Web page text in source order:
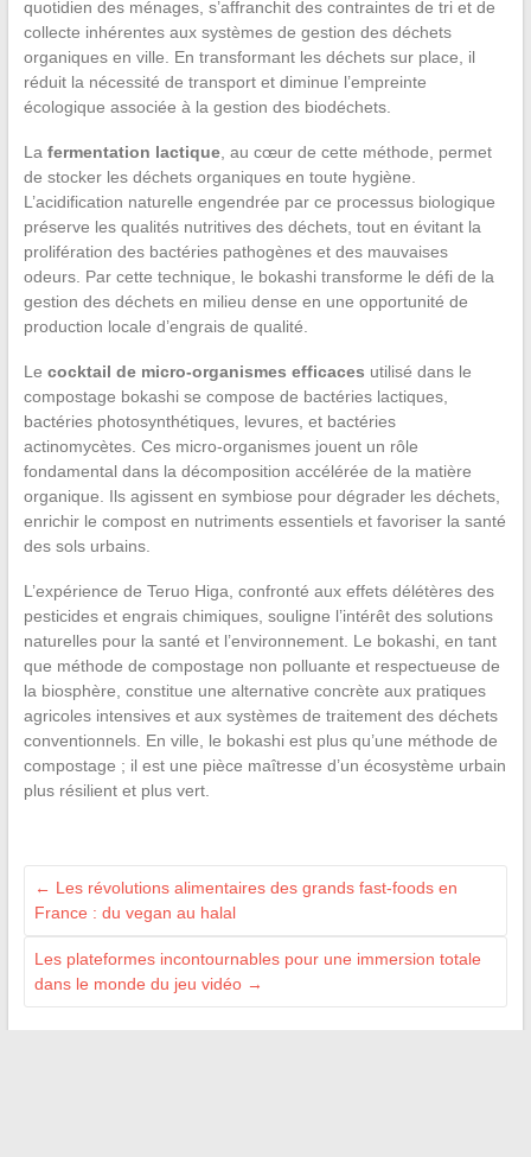
quotidien des ménages, s’affranchit des contraintes de tri et de
collecte inhérentes aux systèmes de gestion des déchets
organiques en ville. En transformant les déchets sur place, il
réduit la nécessité de transport et diminue l’empreinte
écologique associée à la gestion des biodéchets.
La fermentation lactique, au cœur de cette méthode, permet
de stocker les déchets organiques en toute hygiène.
L’acidification naturelle engendrée par ce processus biologique
préserve les qualités nutritives des déchets, tout en évitant la
prolifération des bactéries pathogènes et des mauvaises
odeurs. Par cette technique, le bokashi transforme le défi de la
gestion des déchets en milieu dense en une opportunité de
production locale d’engrais de qualité.
Le cocktail de micro-organismes efficaces utilisé dans le
compostage bokashi se compose de bactéries lactiques,
bactéries photosynthétiques, levures, et bactéries
actinomycètes. Ces micro-organismes jouent un rôle
fondamental dans la décomposition accélérée de la matière
organique. Ils agissent en symbiose pour dégrader les déchets,
enrichir le compost en nutriments essentiels et favoriser la santé
des sols urbains.
L’expérience de Teruo Higa, confronté aux effets délétères des
pesticides et engrais chimiques, souligne l’intérêt des solutions
naturelles pour la santé et l’environnement. Le bokashi, en tant
que méthode de compostage non polluante et respectueuse de
la biosphère, constitue une alternative concrète aux pratiques
agricoles intensives et aux systèmes de traitement des déchets
conventionnels. En ville, le bokashi est plus qu’une méthode de
compostage ; il est une pièce maîtresse d’un écosystème urbain
plus résilient et plus vert.
← Les révolutions alimentaires des grands fast-foods en
France : du vegan au halal
Les plateformes incontournables pour une immersion totale
dans le monde du jeu vidéo →